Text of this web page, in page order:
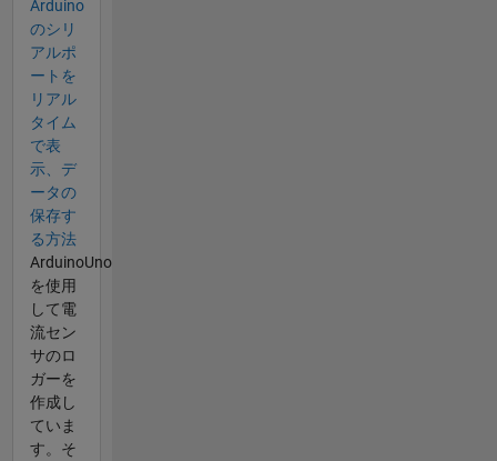
Arduino
のシリ
アルポ
ートを
リアル
タイム
で表
示、デ
ータの
保存す
る方法
ArduinoUno
を使用
して電
流セン
サのロ
ガーを
作成し
ていま
す。そ